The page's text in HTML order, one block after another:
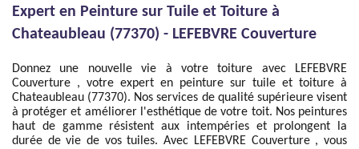
Expert en Peinture sur Tuile et Toiture à
Chateaubleau (77370) - LEFEBVRE Couverture
Donnez une nouvelle vie à votre toiture avec LEFEBVRE
Couverture , votre expert en peinture sur tuile et toiture à
Chateaubleau (77370). Nos services de qualité supérieure visent
à protéger et améliorer l'esthétique de votre toit. Nos peintures
haut de gamme résistent aux intempéries et prolongent la
durée de vie de vos tuiles. Avec LEFEBVRE Couverture , vous